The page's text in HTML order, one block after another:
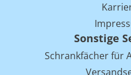
Sonstige
Schrankfächer für